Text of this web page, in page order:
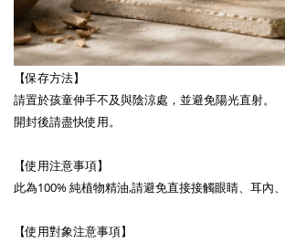
【保存方法】
請置於孩童伸手不及與陰涼處，並避免陽光直射。
開封後請盡快使用。
【使用注意事項】
此為100% 純植物精油,請避免直接接觸眼睛、耳內
【使用對象注意事項】